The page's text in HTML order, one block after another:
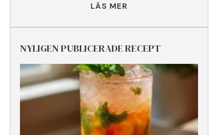
LÄS MER
NYLIGEN PUBLICERADE RECEPT